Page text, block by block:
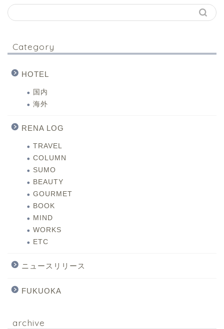
Category
HOTEL
国内
海外
RENA LOG
TRAVEL
COLUMN
SUMO
BEAUTY
GOURMET
BOOK
MIND
WORKS
ETC
ニュースリリース
FUKUOKA
archive